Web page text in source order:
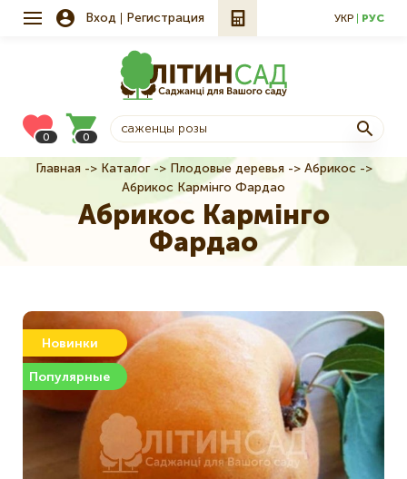
Вход Регистрация УКР РУС
0 0
Строка
навигации
Главная Каталог Плодовые деревья
Абрикос
Абрикос Кармінго Фардао
Абрикос Кармінго
Фардао
Новинки
Популярные